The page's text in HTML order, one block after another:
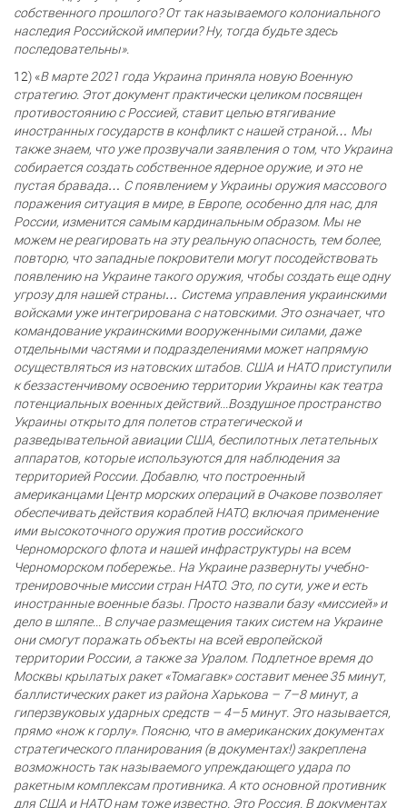
собственного прошлого? От так называемого колониального
наследия Российской империи? Ну, тогда будьте здесь
последовательны».
12) «В марте 2021 года Украина приняла новую Военную
стратегию. Этот документ практически целиком посвящен
противостоянию с Россией, ставит целью втягивание
иностранных государств в конфликт с нашей страной… Мы
также знаем, что уже прозвучали заявления о том, что Украина
собирается создать собственное ядерное оружие, и это не
пустая бравада… С появлением у Украины оружия массового
поражения ситуация в мире, в Европе, особенно для нас, для
России, изменится самым кардинальным образом. Мы не
можем не реагировать на эту реальную опасность, тем более,
повторю, что западные покровители могут посодействовать
появлению на Украине такого оружия, чтобы создать еще одну
угрозу для нашей страны… Система управления украинскими
войсками уже интегрирована с натовскими. Это означает, что
командование украинскими вооруженными силами, даже
отдельными частями и подразделениями может напрямую
осуществляться из натовских штабов. США и НАТО приступили
к беззастенчивому освоению территории Украины как театра
потенциальных военных действий...Воздушное пространство
Украины открыто для полетов стратегической и
разведывательной авиации США, беспилотных летательных
аппаратов, которые используются для наблюдения за
территорией России. Добавлю, что построенный
американцами Центр морских операций в Очакове позволяет
обеспечивать действия кораблей НАТО, включая применение
ими высокоточного оружия против российского
Черноморского флота и нашей инфраструктуры на всем
Черноморском побережье.. На Украине развернуты учебно-
тренировочные миссии стран НАТО. Это, по сути, уже и есть
иностранные военные базы. Просто назвали базу «миссией» и
дело в шляпе... В случае размещения таких систем на Украине
они смогут поражать объекты на всей европейской
территории России, а также за Уралом. Подлетное время до
Москвы крылатых ракет «Томагавк» составит менее 35 минут,
баллистических ракет из района Харькова – 7–8 минут, а
гиперзвуковых ударных средств – 4–5 минут. Это называется,
прямо «нож к горлу». Поясню, что в американских документах
стратегического планирования (в документах!) закреплена
возможность так называемого упреждающего удара по
ракетным комплексам противника. А кто основной противник
для США и НАТО нам тоже известно. Это Россия. В документах